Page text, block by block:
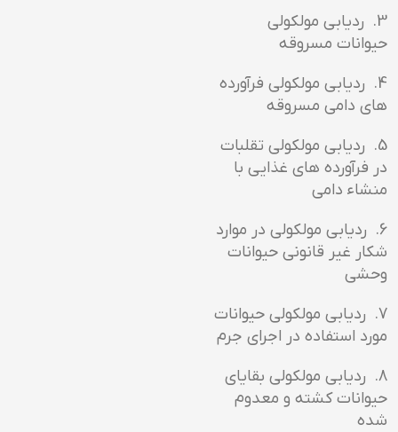
3. ردیابی مولکولی
حیوانات مسروقه
4. ردیابی مولکولی فرآورده
های دامی مسروقه
5. ردیابی مولکولی تقلبات
در فرآورده های غذایی با
منشاء دامی
6. ردیابی مولکولی در موارد
شکار غیر قانونی حیوانات
وحشی
7. ردیابی مولکولی حیوانات
مورد استفاده در اجرای جرم
8. ردیابی مولکولی بقایای
حیوانات کشته و معدوم
شده